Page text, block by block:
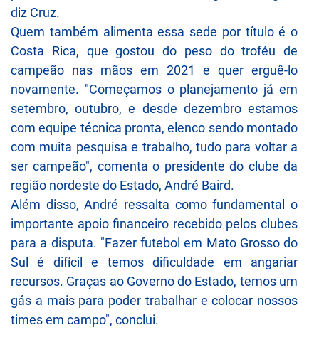
diz Cruz.
Quem também alimenta essa sede por título é o
Costa Rica, que gostou do peso do troféu de
campeão nas mãos em 2021 e quer erguê-lo
novamente. "Começamos o planejamento já em
setembro, outubro, e desde dezembro estamos
com equipe técnica pronta, elenco sendo montado
com muita pesquisa e trabalho, tudo para voltar a
ser campeão", comenta o presidente do clube da
região nordeste do Estado, André Baird.
Além disso, André ressalta como fundamental o
importante apoio financeiro recebido pelos clubes
para a disputa. "Fazer futebol em Mato Grosso do
Sul é difícil e temos dificuldade em angariar
recursos. Graças ao Governo do Estado, temos um
gás a mais para poder trabalhar e colocar nossos
times em campo", conclui.